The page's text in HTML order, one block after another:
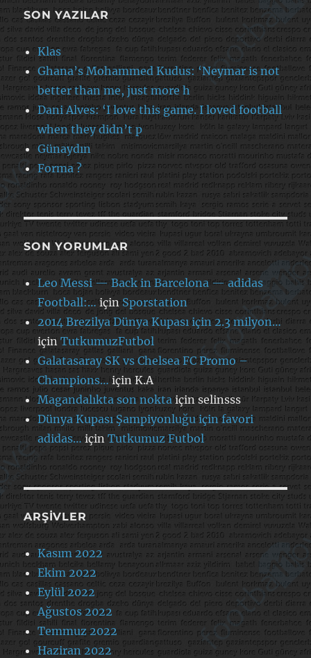
SON YAZILAR
Klas
Ghana’s Mohammed Kudus: ‘Neymar is not
better than me, just more h
Dani Alves: ‘I love this game. I loved football
when they didn’t p
Günaydın
Forma ?
SON YORUMLAR
Leo Messi — Back in Barcelona — adidas
Football:…içinSporstation
2014 Brezilya Dünya Kupası için 2.3 milyon…
içinTutkumuzFutbol
Galatasaray SK vs Chelsea FC Promo –
Champions… içinK.A
Magandalıkta son noktaiçinselinsss
Dünya Kupası Şampiyonluğu için favori
adidas…içinTutkumuz Futbol
ARŞIVLER
Kasım 2022
Ekim 2022
Eylül 2022
Ağustos 2022
Temmuz 2022
Haziran 2022